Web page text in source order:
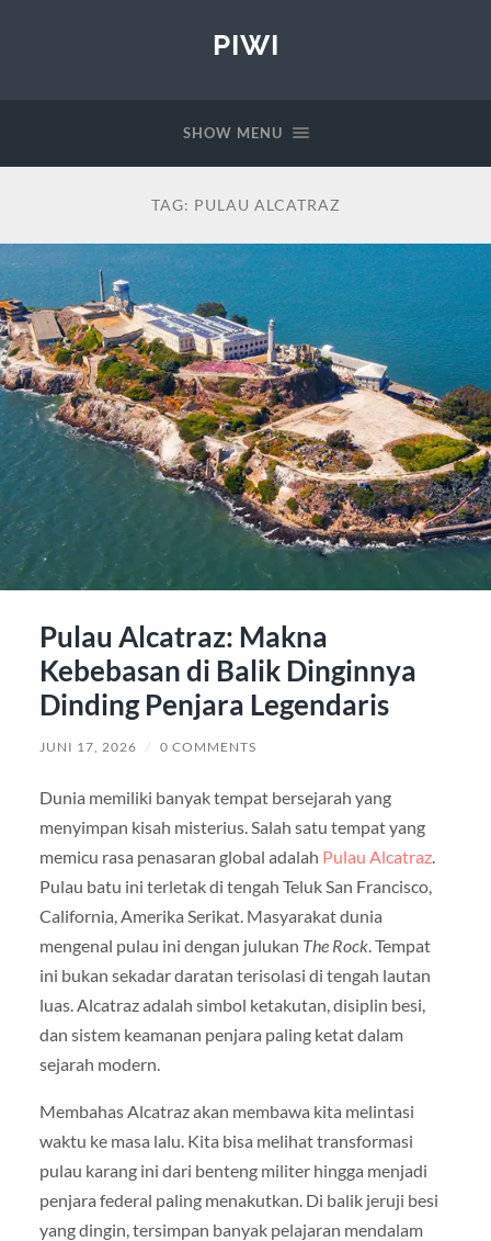
PIWI
SHOW MENU
TAG: PULAU ALCATRAZ
Pulau Alcatraz: Makna
Kebebasan di Balik Dinginnya
Dinding Penjara Legendaris
JUNI 17, 2026 / 0 COMMENTS
Dunia memiliki banyak tempat bersejarah yang
menyimpan kisah misterius. Salah satu tempat yang
memicu rasa penasaran global adalah Pulau Alcatraz.
Pulau batu ini terletak di tengah Teluk San Francisco,
California, Amerika Serikat. Masyarakat dunia
mengenal pulau ini dengan julukan The Rock. Tempat
ini bukan sekadar daratan terisolasi di tengah lautan
luas. Alcatraz adalah simbol ketakutan, disiplin besi,
dan sistem keamanan penjara paling ketat dalam
sejarah modern.
Membahas Alcatraz akan membawa kita melintasi
waktu ke masa lalu. Kita bisa melihat transformasi
pulau karang ini dari benteng militer hingga menjadi
penjara federal paling menakutkan. Di balik jeruji besi
yang dingin, tersimpan banyak pelajaran mendalam